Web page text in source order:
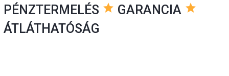
PÉNZTERMELÉS star GARANCIA star
ÁTLÁTHATÓSÁG